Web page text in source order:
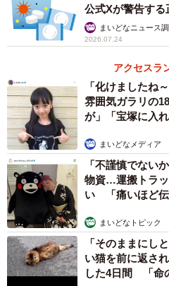
ことがあります。
保護者は落ち着いて見守りな
ください。また、十分な睡眠
活リズムを整えることも予防に
―受診を検討した方がよいケー
えてください。
夜驚症は自然に改善することも
に心配する必要はありません。
合や、1回の時間が長い場合、
合、保護者が睡眠不足で疲弊
談するとよいでしょう。
公式Xが警告する
まいどなニュース
2026.07.24
アクセスラ
「化けましたね
雰囲気ガラリの
が」「宝塚に入れ
まいどなメディア
「不謹慎でない
物資…運搬トラ
い 「痛いほど伝
まいどなトピック
「そのままにし
い猫を前に返さ
した4日間 「命